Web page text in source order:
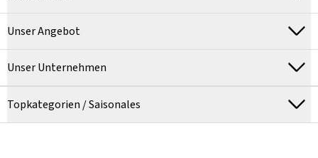
Unser Angebot
Unser Unternehmen
Topkategorien / Saisonales